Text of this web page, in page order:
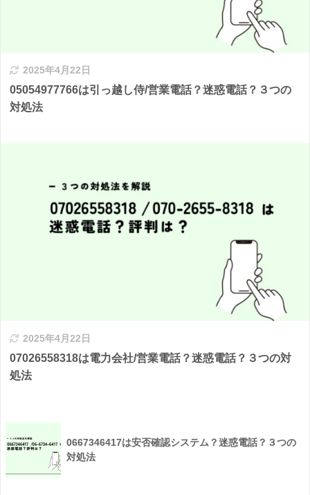
2025年4月22日
05054977766は引っ越し侍/営業電話？迷惑電話？３つの
対処法
2025年4月22日
07026558318は電力会社/営業電話？迷惑電話？３つの対
処法
0667346417は安否確認システム？迷惑電話？３つの
対処法